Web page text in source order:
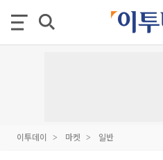
이투데이 마켓 일반